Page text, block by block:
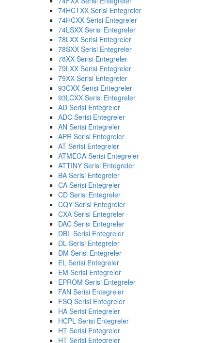
74HCTXX Serisi Entegreler
74HCXX Serisi Entegreler
74LSXX Serisi Entegreler
78LXX Serisi Entegreler
78SXX Serisi Entegreler
78XX Serisi Entegreler
79LXX Serisi Entegreler
79XX Serisi Entegreler
93CXX Serisi Entegreler
93LCXX Serisi Entegreler
AD Serisi Entegreler
ADC Serisi Entegreler
AN Serisi Entegreler
APR Serisi Entegreler
AT Serisi Entegreler
ATMEGA Serisi Entegreler
ATTINY Serisi Entegreler
BA Serisi Entegreler
CA Serisi Entegreler
CD Serisi Entegreler
CQY Serisi Entegreler
CXA Serisi Entegreler
DAC Serisi Entegreler
DBL Serisi Entegreler
DL Serisi Entegreler
DM Serisi Entegreler
EL Serisi Entegreler
EM Serisi Entegreler
EPROM Serisi Entegreler
FAN Serisi Entegreler
FSQ Serisi Entegreler
HA Serisi Entegreler
HCPL Serisi Entegreler
HT Serisi Entegreler
HT Serisi Entegreler